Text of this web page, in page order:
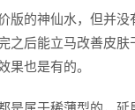
版的神仙水，但并
之后能立马改善皮
果也是有的。